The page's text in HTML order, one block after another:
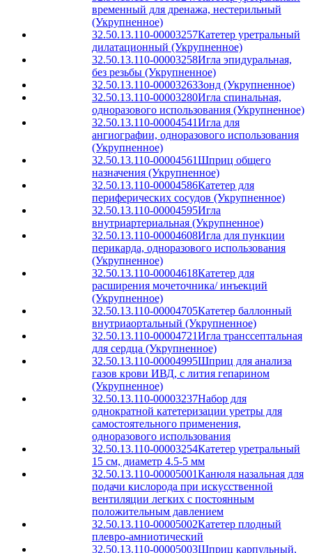
временный для дренажа, нестерильный
(Укрупненное)
32.50.13.110-00003257Катетер уретральный
дилатационный (Укрупненное)
32.50.13.110-00003258Игла эпидуральная,
без резьбы (Укрупненное)
32.50.13.110-00003263Зонд (Укрупненное)
32.50.13.110-00003280Игла спинальная,
одноразового использования (Укрупненное)
32.50.13.110-00004541Игла для
ангиографии, одноразового использования
(Укрупненное)
32.50.13.110-00004561Шприц общего
назначения (Укрупненное)
32.50.13.110-00004586Катетер для
периферических сосудов (Укрупненное)
32.50.13.110-00004595Игла
внутриартериальная (Укрупненное)
32.50.13.110-00004608Игла для пункции
перикарда, одноразового использования
(Укрупненное)
32.50.13.110-00004618Катетер для
расширения мочеточника/ инъекций
(Укрупненное)
32.50.13.110-00004705Катетер баллонный
внутриаортальный (Укрупненное)
32.50.13.110-00004721Игла транссептальная
для сердца (Укрупненное)
32.50.13.110-00004995Шприц для анализа
газов крови ИВД, с лития гепарином
(Укрупненное)
32.50.13.110-00003237Набор для
однократной катетеризации уретры для
самостоятельного применения,
одноразового использования
32.50.13.110-00003254Катетер уретральный
15 см, диаметр 4.5-5 мм
32.50.13.110-00005001Канюля назальная для
подачи кислорода при искусственной
вентиляции легких с постоянным
положительным давлением
32.50.13.110-00005002Катетер плодный
плевро-амниотический
32.50.13.110-00005003Шприц карпульный,